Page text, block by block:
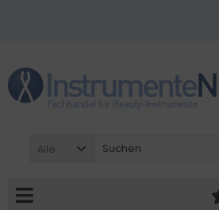
Alle